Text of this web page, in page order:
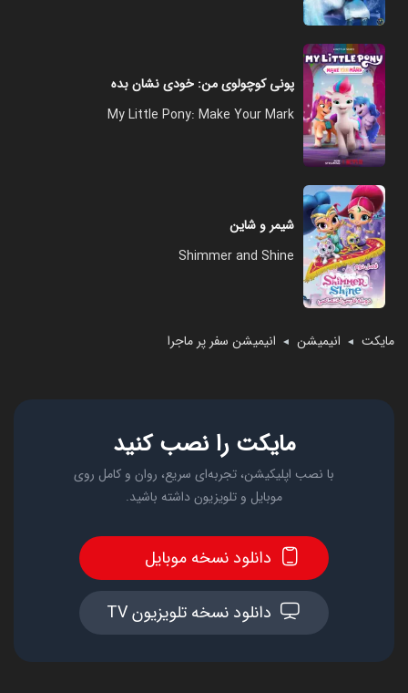
مایکت ◄ انیمیشن ◄ انیمیشن سفر پر ماجرا
پونی کوچولوی من: خودی نشان بده
My Little Pony: Make Your Mark
شیمر و شاین
Shimmer and Shine
مایکت را نصب کنید
با نصب اپلیکیشن، تجربه‌ای سریع، روان و کامل روی
موبایل و تلویزیون داشته باشید.
دانلود نسخه موبایل
دانلود نسخه تلویزیون TV